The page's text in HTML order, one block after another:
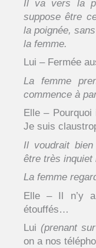
Il va vers la
suppose être
la poignée,
la femme.
Lui – Fermée
La femme
commence à
Elle –
Je suis
Il voudrait
être très inquiet
La femme
Elle – Il n’y
étouffés…
Lui (prenant
on a nos